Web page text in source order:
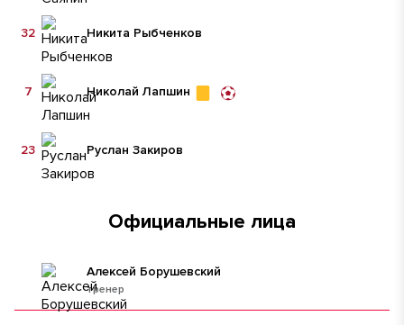
Никита Рыбченков
32
Николай Лапшин
7
Руслан Закиров
23
Официальные лица
тренер
Алексей Борушевский